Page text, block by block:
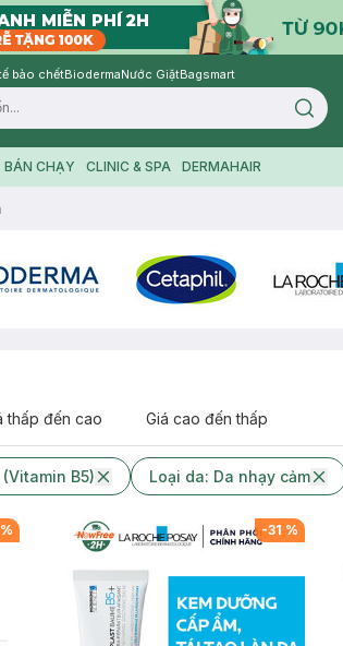
bào chếtBiodermaNước GiặtBagsmart
BÁN CHẠY CLINIC & SPA DERMAHAIR
thấp đến cao Giá cao đến thấp
B5) Loại da: Da nhạy cảm
% -31 %